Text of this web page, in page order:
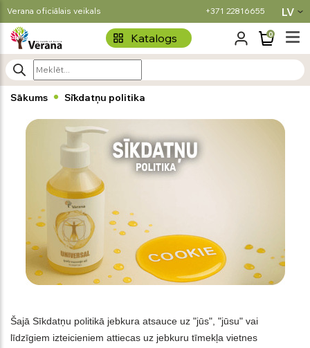
Verana oficiālais veikals LV
+371 22816655
Katalogs 0
Sākums Sīkdatņu politika
Šajā Sīkdatņu politikā jebkura atsauce uz "jūs", "jūsu" vai
līdzīgiem izteicieniem attiecas uz jebkuru tīmekļa vietnes